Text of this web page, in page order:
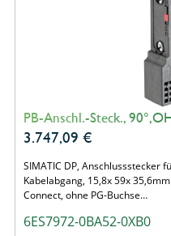
PB-Anschl.-Steck.,
3.747,09 €
SIMATIC DP, Anschlussstecker
Kabelabgang, 15,8x 59x
Connect, ohne PG-Buchse…
6ES7972-0BA52-0XB0